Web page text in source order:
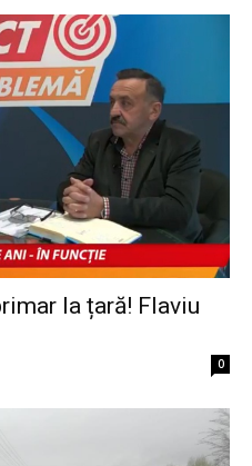
la țară! Flaviu
0